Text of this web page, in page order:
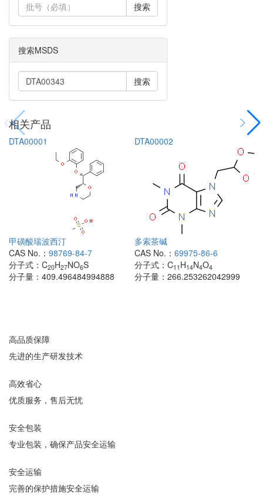
搜索
搜索MSDS
搜索
相关产品
DTA00001
甲磺酸瑞波西汀
CAS No.： 98769-84-7
分子式： C20H27NO6S
分子量： 409.496484994888
DTA00002
多索茶碱
CAS No.： 69975-86-6
分子式： C11 H14N4O4
分子量： 266.253262042999
高品质保障
先进的生产研发技术
高效省心
优质服务，售后无忧
安全包装
专业包装，确保产品安全运输
安全运输
完善的保护措施安全运输